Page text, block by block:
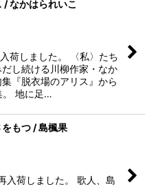
/ なかはられいこ
荷しました。 〈私〉たち
し続ける川柳作家・なか
『脱衣場のアリス』から
。 地に足…
もつ / 島楓果
荷しました。 歌人、島